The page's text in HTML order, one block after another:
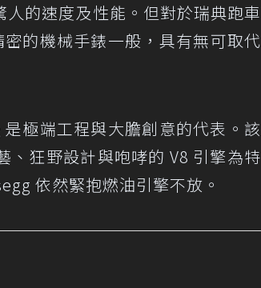
人的速度及性能。但對於瑞典跑車
的機械手錶一般，具有無可取代
極端工程與大膽創意的代表。該
、狂野設計與咆哮的 V8 引擎為特
依然緊抱燃油引擎不放。